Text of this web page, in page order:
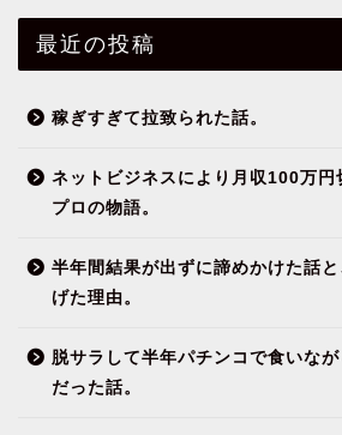
最近の投稿
稼ぎすぎて拉致られた話。
ネットビジネスにより月収100万円
プロの物語。
半年間結果が出ずに諦めかけた話
げた理由。
脱サラして半年パチンコで食いな
だった話。